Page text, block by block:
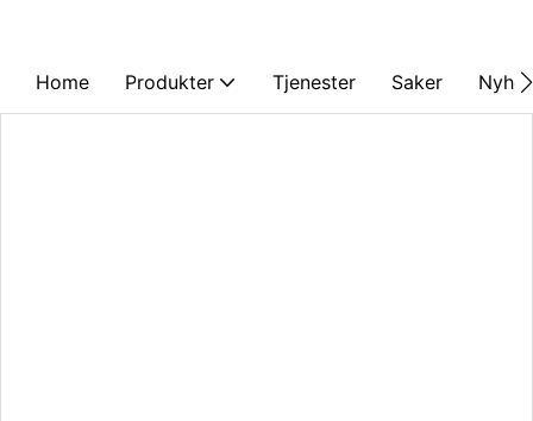
Home Produkter Tjenester Saker